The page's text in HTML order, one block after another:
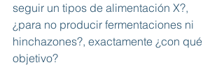
seguir un tipos de alimentación X?,
¿para no producir fermentaciones ni
hinchazones?, exactamente ¿con qué
objetivo?